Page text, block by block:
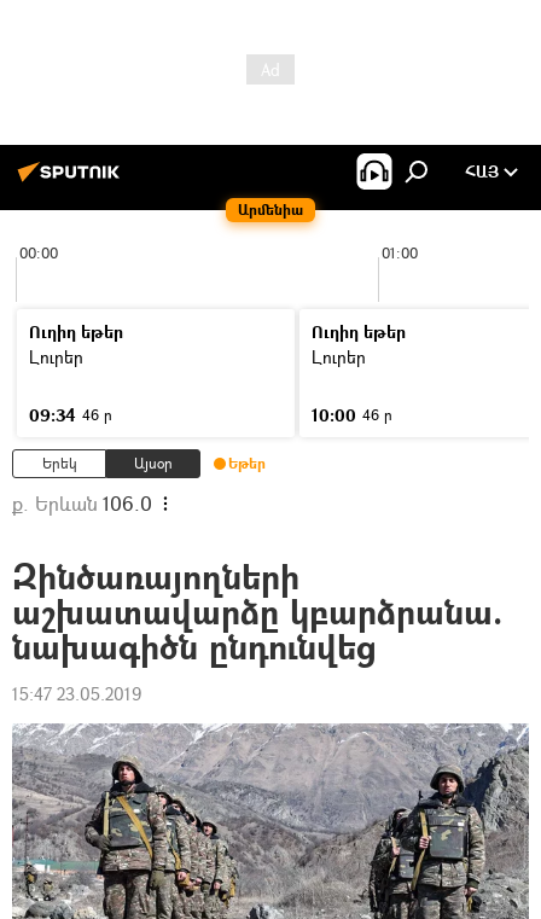
Արմենիա
ՀԱՅ
00:00 01:00
Ուղիղ եթեր
Լուրեր
09:34 46 ր
Ուղիղ եթեր
Լուրեր
10:00 46 ր
Երեկ Այսօր Եթեր
ք. Երևան 106.0
Զինծառայողների
աշխատավարձը կբարձրանա.
նախագիծն ընդունվեց
15:47 23.05.2019